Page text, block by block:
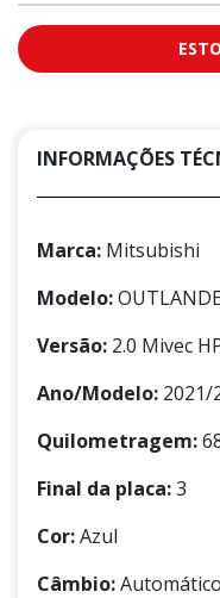
INFORMAÇÕES
Marca: Mitsubishi
Modelo:
Versão: 2.0 Mivec
Ano/Modelo: 2021/
Quilometragem:
Final da placa:3
Cor:Azul
Câmbio:Automático